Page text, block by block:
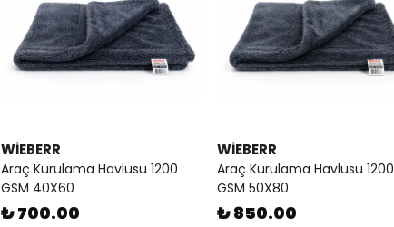
WİEBERR
Araç Kurulama Havlusu 1200
GSM 40X60
₺ 700.00
WİEBERR
Araç Kurulama Havlusu 1200
GSM 50X80
₺ 850.00